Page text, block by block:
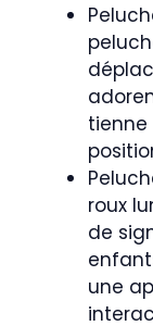
roux
de
une